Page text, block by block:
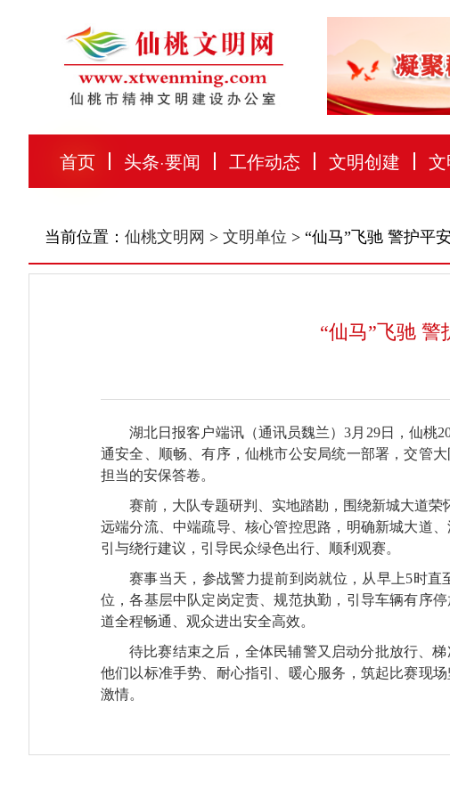
首页 头条·要闻 工作动态 文明创建
当前位置： 仙桃文明网 > 文明单位 > “仙马”飞驰 警护平
“仙马”飞驰
湖北日报客户端讯（通讯员魏兰）3月29日，仙桃
通安全、顺畅、有序，仙桃市公安局统一部署，交管
担当的安保答卷。
赛前，大队专题研判、实地踏勘，围绕新城大道
远端分流、中端疏导、核心管控思路，明确新城大道
引与绕行建议，引导民众绿色出行、顺利观赛。
赛事当天，参战警力提前到岗就位，从早上5时
位，各基层中队定岗定责、规范执勤，引导车辆有序
道全程畅通、观众进出安全高效。
待比赛结束之后，全体民辅警又启动分批放行、
他们以标准手势、耐心指引、暖心服务，筑起比赛现
激情。